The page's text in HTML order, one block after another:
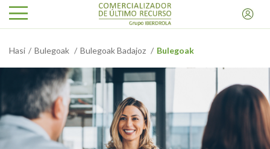
Hasi Bulegoak Bulegoak Badajoz Bulegoak